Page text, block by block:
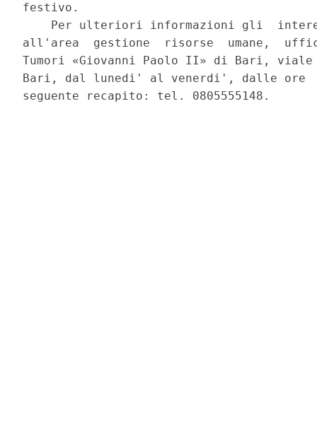
festivo.
Per ulteriori informazioni gli
all'area  gestione  risorse  umane,
Tumori «Giovanni Paolo II» di Bari, viale
Bari, dal lunedi' al venerdi', dalle ore
seguente recapito: tel. 0805555148.